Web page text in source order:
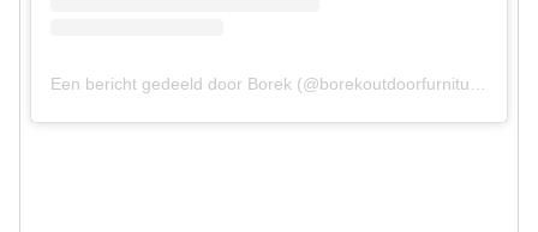
Een bericht gedeeld door Borek (@borekoutdoorfurniture)